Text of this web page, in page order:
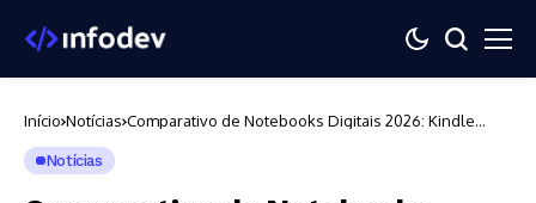
Início Notícias Comparativo de Notebooks Digitais 2026: Kindle
Notícias